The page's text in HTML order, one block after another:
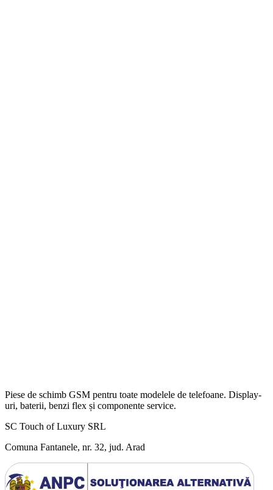
Piese de schimb GSM pentru toate modelele de telefoane. Display-
uri, baterii, benzi flex și componente service.
SC Touch of Luxury SRL
Comuna Fantanele, nr. 32, jud. Arad